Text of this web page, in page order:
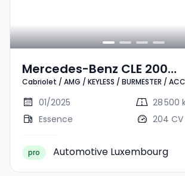
Mercedes-Benz CLE 200
Cabriolet / AMG / KEYLESS /
BURMESTER / ACC
Cabriolet / AMG / KEYLESS / BURMESTER / ACC
01/2025
28 500
Essence
204 CV
pro Automotive Luxembourg